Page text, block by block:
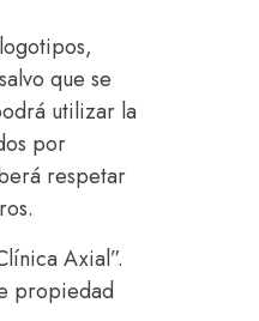
que se
utilizar la
por
respetar
Axial”.
propiedad